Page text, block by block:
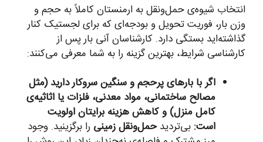
انتخاب شیوه‌ی حمل‌ونقل به ارمنستان کاملاً به حجم و
وزن بار، فوریت تحویل و بودجه‌ای که برای لجستیک کنار
گذاشته‌اید بستگی دارد. کارشناسان آنی بار پس از
کارشناسی شرایط، بهترین گزینه را به شما معرفی می‌کنند:
اگر با بارهای پرحجم و سنگین سروکار دارید (مثل
مصالح ساختمانی، مواد معدنی، فلزات یا اثاثیه‌ی
کامل منزل) و کاهش هزینه برایتان اولویت
است: بی‌تردیدحمل‌ونقل زمینی را برگزینید. وجود